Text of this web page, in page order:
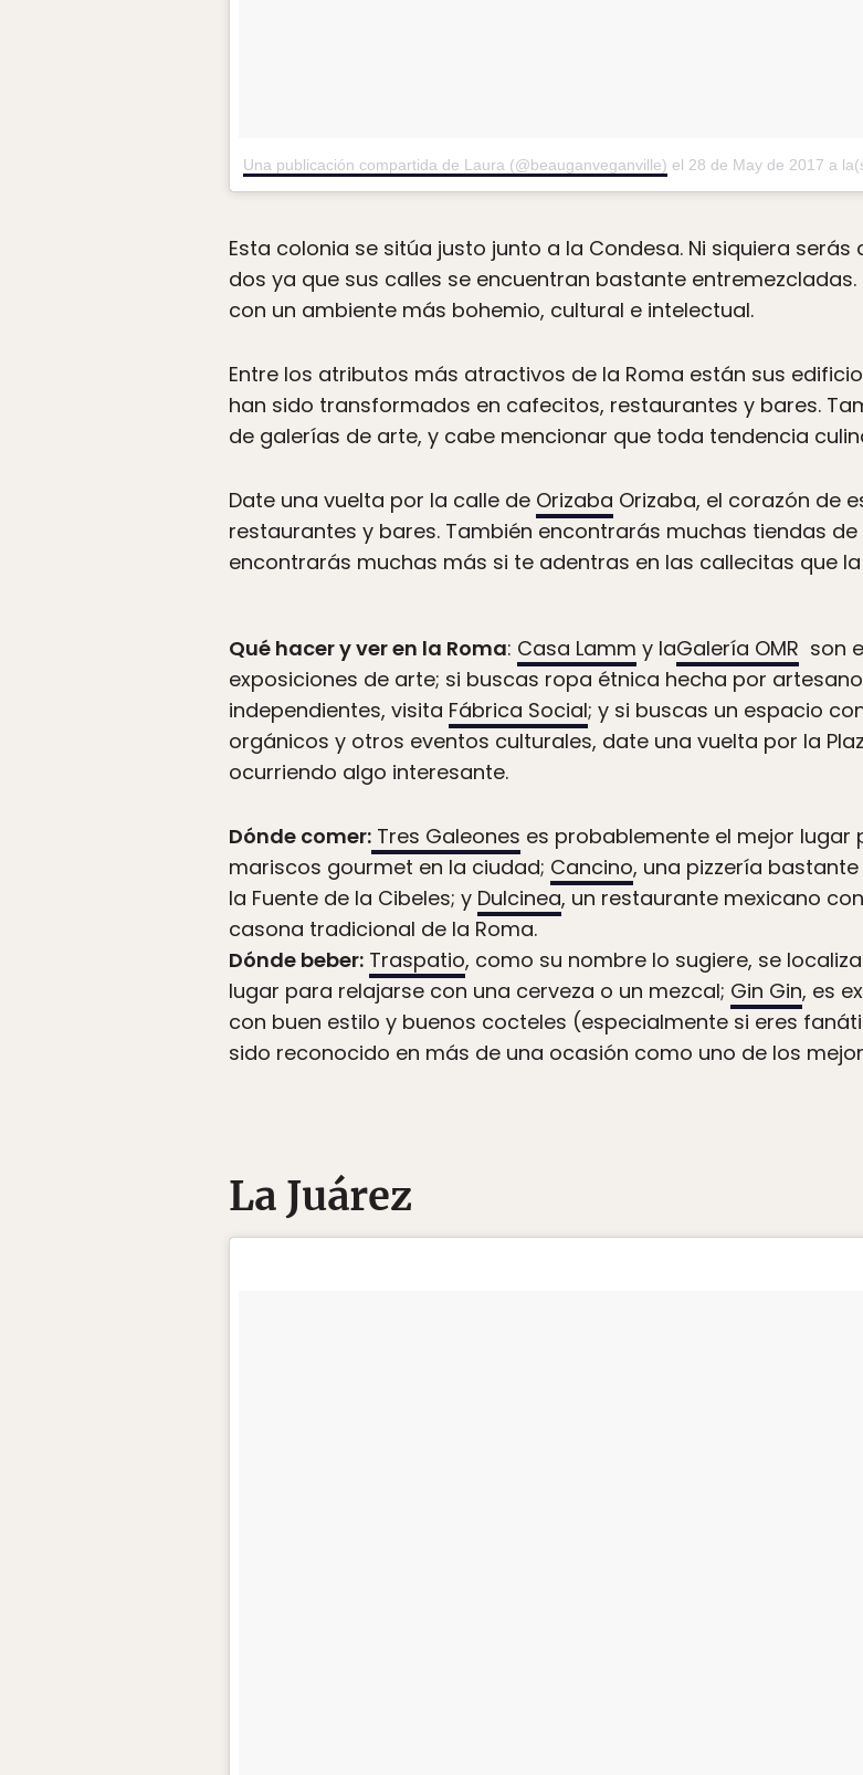
Una publicación compartida de Laura (@beauganveganville) el 28 de May de 2017 a
Esta colonia se sitúa justo junto a la Condesa. Ni siquiera
dos ya que sus calles se encuentran bastante
con un ambiente más bohemio, cultural e intelectual.
Entre los atributos más atractivos de la Roma están sus
han sido transformados en cafecitos, restaurantes y bares.
de galerías de arte, y cabe mencionar que toda tendencia
Date una vuelta por la calle de Orizaba Orizaba, el corazón de
restaurantes y bares. También encontrarás muchas tiendas
encontrarás muchas más si te adentras en las callecitas que
Qué hacer y ver en la Roma: Casa Lamm y laGalería OMR son
exposiciones de arte; si buscas ropa étnica hecha por
independientes, visita Fábrica Social; y si buscas un espacio
orgánicos y otros eventos culturales, date una vuelta por la
ocurriendo algo interesante.
Dónde comer: Tres Galeones es probablemente el mejor
mariscos gourmet en la ciudad; Cancino, una pizzería
la Fuente de la Cibeles; y Dulcinea, un restaurante mexicano
casona tradicional de la Roma.
Dónde beber: Traspatio, como su nombre lo sugiere, se
lugar para relajarse con una cerveza o un mezcal; Gin Gin, es
con buen estilo y buenos cocteles (especialmente si eres
sido reconocido en más de una ocasión como uno de los
La Juárez